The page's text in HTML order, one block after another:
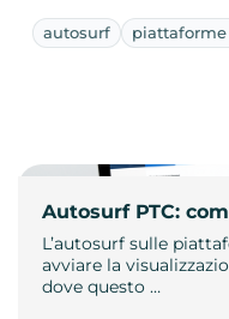
autosurf
Autosurf PTC:
L’autosurf sulle
avviare la
dove questo …